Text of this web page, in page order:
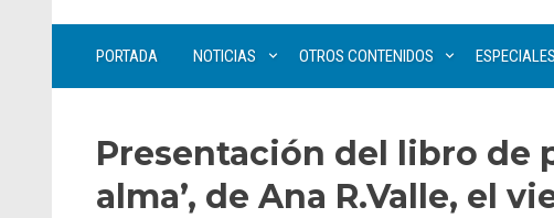
PORTADA NOTICIAS OTROS CONTENIDOS ESPECIALES
Presentación del libro de
alma’, de Ana R.Valle, el